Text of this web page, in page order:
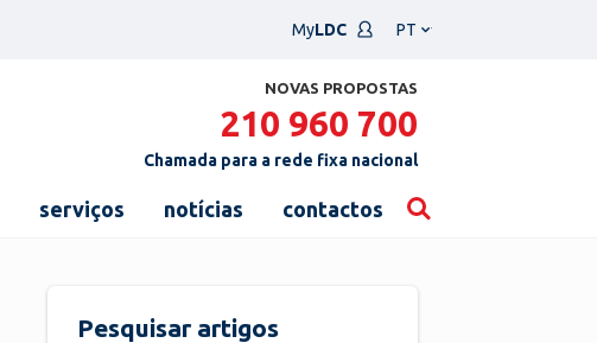
MyLDC
um
NOVAS PROPOSTAS
210 960 700
Chamada para a rede fixa nacional
serviços notícias contactos
Pesquisar artigos